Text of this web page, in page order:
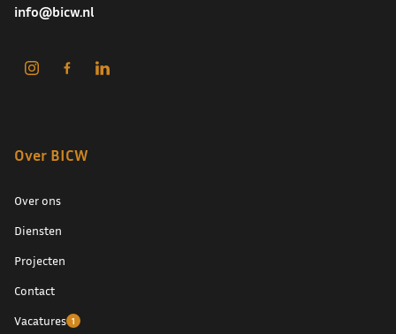
info@bicw.nl
Over BICW
Over ons
Diensten
Projecten
Contact
Vacatures 1